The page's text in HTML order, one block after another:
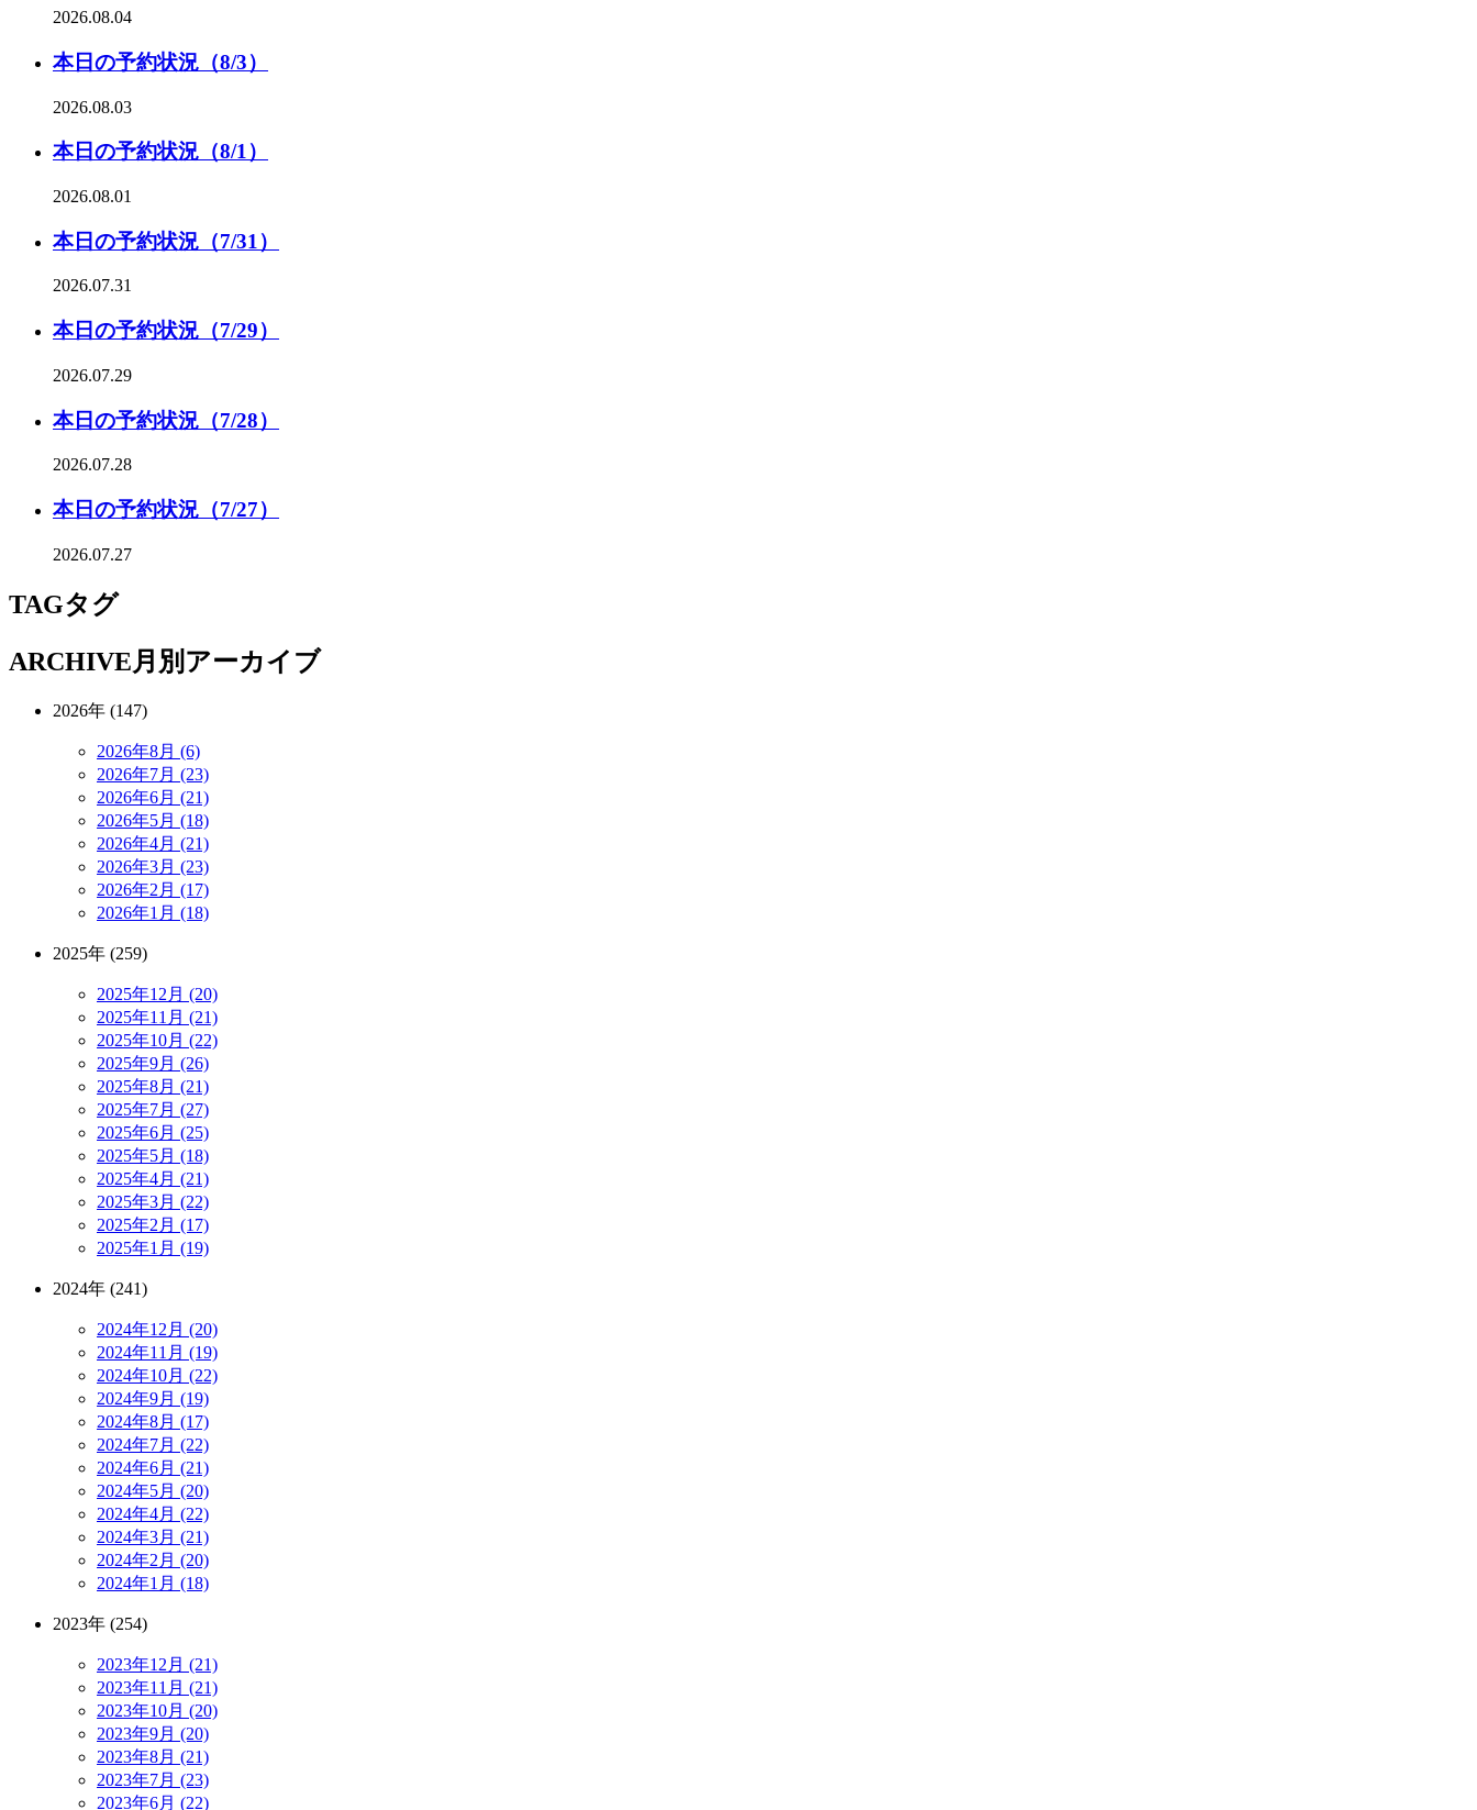
2026.08.04
本日の予約状況（8/3）
2026.08.03
本日の予約状況（8/1）
2026.08.01
本日の予約状況（7/31）
2026.07.31
本日の予約状況（7/29）
2026.07.29
本日の予約状況（7/28）
2026.07.28
本日の予約状況（7/27）
2026.07.27
TAGタグ
ARCHIVE月別アーカイブ
2026年 (147)
2026年8月 (6)
2026年7月 (23)
2026年6月 (21)
2026年5月 (18)
2026年4月 (21)
2026年3月 (23)
2026年2月 (17)
2026年1月 (18)
2025年 (259)
2025年12月 (20)
2025年11月 (21)
2025年10月 (22)
2025年9月 (26)
2025年8月 (21)
2025年7月 (27)
2025年6月 (25)
2025年5月 (18)
2025年4月 (21)
2025年3月 (22)
2025年2月 (17)
2025年1月 (19)
2024年 (241)
2024年12月 (20)
2024年11月 (19)
2024年10月 (22)
2024年9月 (19)
2024年8月 (17)
2024年7月 (22)
2024年6月 (21)
2024年5月 (20)
2024年4月 (22)
2024年3月 (21)
2024年2月 (20)
2024年1月 (18)
2023年 (254)
2023年12月 (21)
2023年11月 (21)
2023年10月 (20)
2023年9月 (20)
2023年8月 (21)
2023年7月 (23)
2023年6月 (22)